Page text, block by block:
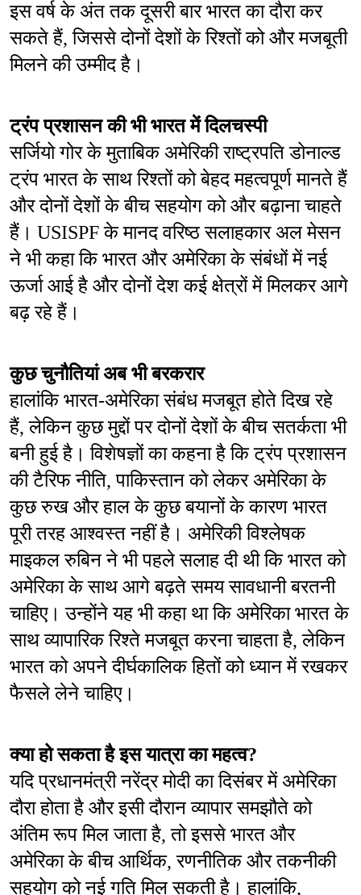
इस वर्ष के अंत तक दूसरी बार भारत का दौरा कर
सकते हैं, जिससे दोनों देशों के रिश्तों को और मजबूती
मिलने की उम्मीद है।
ट्रंप प्रशासन की भी भारत में दिलचस्पी
सर्जियो गोर के मुताबिक अमेरिकी राष्ट्रपति डोनाल्ड
ट्रंप भारत के साथ रिश्तों को बेहद महत्वपूर्ण मानते हैं
और दोनों देशों के बीच सहयोग को और बढ़ाना चाहते
हैं। USISPF के मानद वरिष्ठ सलाहकार अल मेसन
ने भी कहा कि भारत और अमेरिका के संबंधों में नई
ऊर्जा आई है और दोनों देश कई क्षेत्रों में मिलकर आगे
बढ़ रहे हैं।
कुछ चुनौतियां अब भी बरकरार
हालांकि भारत-अमेरिका संबंध मजबूत होते दिख रहे
हैं, लेकिन कुछ मुद्दों पर दोनों देशों के बीच सतर्कता भी
बनी हुई है। विशेषज्ञों का कहना है कि ट्रंप प्रशासन
की टैरिफ नीति, पाकिस्तान को लेकर अमेरिका के
कुछ रुख और हाल के कुछ बयानों के कारण भारत
पूरी तरह आश्वस्त नहीं है। अमेरिकी विश्लेषक
माइकल रुबिन ने भी पहले सलाह दी थी कि भारत को
अमेरिका के साथ आगे बढ़ते समय सावधानी बरतनी
चाहिए। उन्होंने यह भी कहा था कि अमेरिका भारत के
साथ व्यापारिक रिश्ते मजबूत करना चाहता है, लेकिन
भारत को अपने दीर्घकालिक हितों को ध्यान में रखकर
फैसले लेने चाहिए।
क्या हो सकता है इस यात्रा का महत्व?
यदि प्रधानमंत्री नरेंद्र मोदी का दिसंबर में अमेरिका
दौरा होता है और इसी दौरान व्यापार समझौते को
अंतिम रूप मिल जाता है, तो इससे भारत और
अमेरिका के बीच आर्थिक, रणनीतिक और तकनीकी
सहयोग को नई गति मिल सकती है। हालांकि,